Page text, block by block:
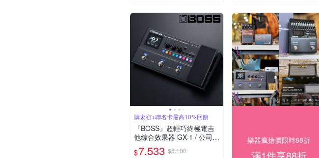
購衷心+聯名卡最高10%回饋
『BOSS』超輕巧終極電吉
他綜合效果器 GX-1 / 公司貨
保固
$7,533 $8,100
樂器瘋搶價限時88折
滿1件享88折